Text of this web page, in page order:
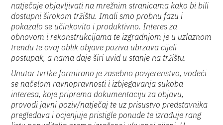
natječaje objavljivati na mrežnim stranicama kako bi bili
dostupni širokom tržištu. Imali smo probnu fazu i
pokazalo se učinkovito i produktivno. Interes za
obnovom i rekonstrukcijama te izgradnjom je u uzlaznom
trendu te ovaj oblik objave poziva ubrzava cijeli
postupak, a nama daje širi uvid u stanje na tržištu.
Unutar tvrtke formirano je zasebno povjerenstvo, vodeći
se načelom ravnopravnosti i izbjegavanja sukoba
interesa, koje priprema dokumentaciju za objavu,
provodi javni poziv/natječaj te uz prisustvo predstavnika
pregledava i ocjenjuje pristigle ponude te izrađuje rang